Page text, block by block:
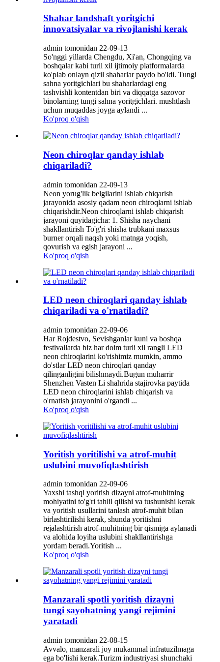
Shahar landshaft yoritgichi
innovatsiyalar va rivojlanishi kerak
admin tomonidan 22-09-13
So'nggi yillarda Chengdu, Xi'an, Chongqing va
boshqalar kabi turli xil ijtimoiy platformalarda
ko'plab onlayn qizil shaharlar paydo bo'ldi. Tungi
sahna yoritgichlari bu shaharlardagi eng
tashvishli kontentdan biri va diqqatga sazovor
binolarning tungi sahna yoritgichlari. mushtlash
uchun muqaddas joyga aylandi ...
Ko'proq o'qish
Neon chiroqlar qanday ishlab
chiqariladi?
admin tomonidan 22-09-13
Neon yorug'lik belgilarini ishlab chiqarish
jarayonida asosiy qadam neon chiroqlarni ishlab
chiqarishdir.Neon chiroqlarni ishlab chiqarish
jarayoni quyidagicha: 1. Shisha naychani
shakllantirish To'g'ri shisha trubkani maxsus
burner orqali naqsh yoki matnga yoqish,
qovurish va egish jarayoni ...
Ko'proq o'qish
LED neon chiroqlari qanday ishlab
chiqariladi va o'rnatiladi?
admin tomonidan 22-09-06
Har Rojdestvo, Sevishganlar kuni va boshqa
festivallarda biz har doim turli xil rangli LED
neon chiroqlarini ko'rishimiz mumkin, ammo
do'stlar LED neon chiroqlari qanday
qilinganligini bilishmaydi.Bugun muharrir
Shenzhen Vasten Li shahrida stajirovka paytida
LED neon chiroqlarini ishlab chiqarish va
o'rnatish jarayonini o'rgandi ...
Ko'proq o'qish
Yoritish yoritilishi va atrof-muhit
uslubini muvofiqlashtirish
admin tomonidan 22-09-06
Yaxshi tashqi yoritish dizayni atrof-muhitning
mohiyatini to'g'ri tahlil qilishi va tushunishi kerak
va yoritish usullarini tanlash atrof-muhit bilan
birlashtirilishi kerak, shunda yoritishni
rejalashtirish atrof-muhitning bir qismiga aylanadi
va alohida loyiha uslubini shakllantirishga
yordam beradi.Yoritish ...
Ko'proq o'qish
Manzarali spotli yoritish dizayni
tungi sayohatning yangi rejimini
yaratadi
admin tomonidan 22-08-15
Avvalo, manzarali joy mukammal infratuzilmaga
ega bo'lishi kerak.Turizm industriyasi shunchaki